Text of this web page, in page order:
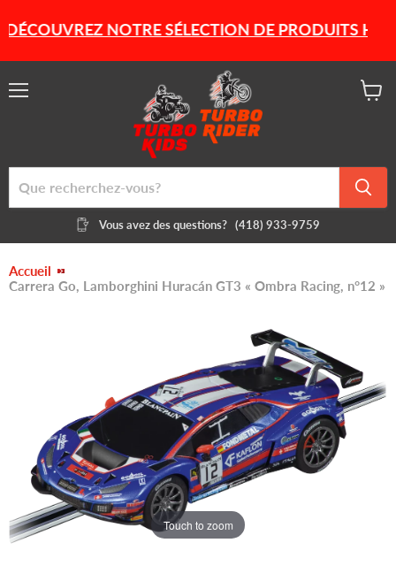
NOTRE SÉLECTION DE PRODUITS
Vous avez des questions? (418) 933-9759
Accueil
Carrera Go, Lamborghini Huracán GT3 « Ombra Racing, n°12 »
Touch to zoom